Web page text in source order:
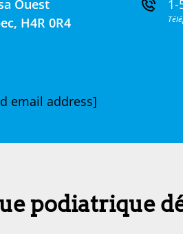
Ouest
H4R 0R4
1-
email address]
podiatrique